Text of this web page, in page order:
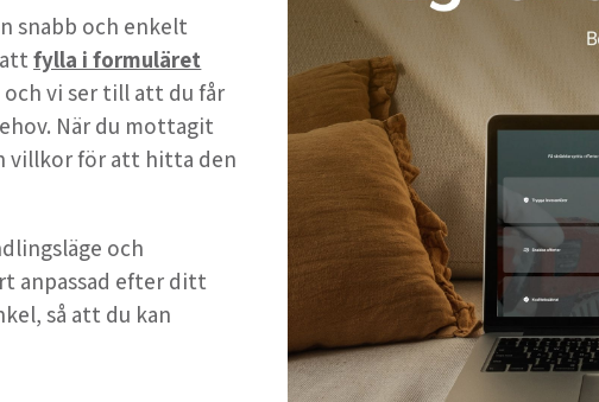
snabb och enkelt
attfylla i formuläret
vi ser till att du får
När du mottagit
villkor för att hitta den
och
anpassad efter ditt
så att du kan